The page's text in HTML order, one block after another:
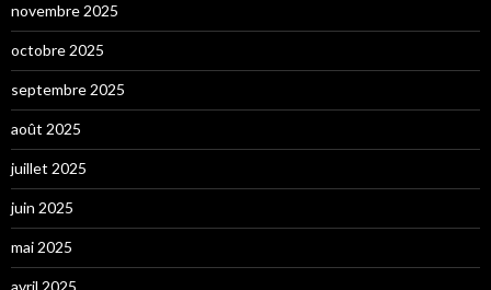
novembre 2025
octobre 2025
septembre 2025
août 2025
juillet 2025
juin 2025
mai 2025